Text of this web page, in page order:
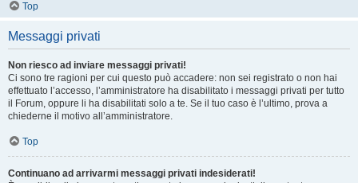
Top
Messaggi privati
Non riesco ad inviare messaggi privati!
Ci sono tre ragioni per cui questo può accadere: non sei registrato o non hai
effettuato l’accesso, l’amministratore ha disabilitato i messaggi privati per tutto
il Forum, oppure li ha disabilitati solo a te. Se il tuo caso è l’ultimo, prova a
chiederne il motivo all’amministratore.
Top
Continuano ad arrivarmi messaggi privati indesiderati!